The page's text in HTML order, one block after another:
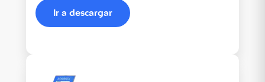
Ir a descargar